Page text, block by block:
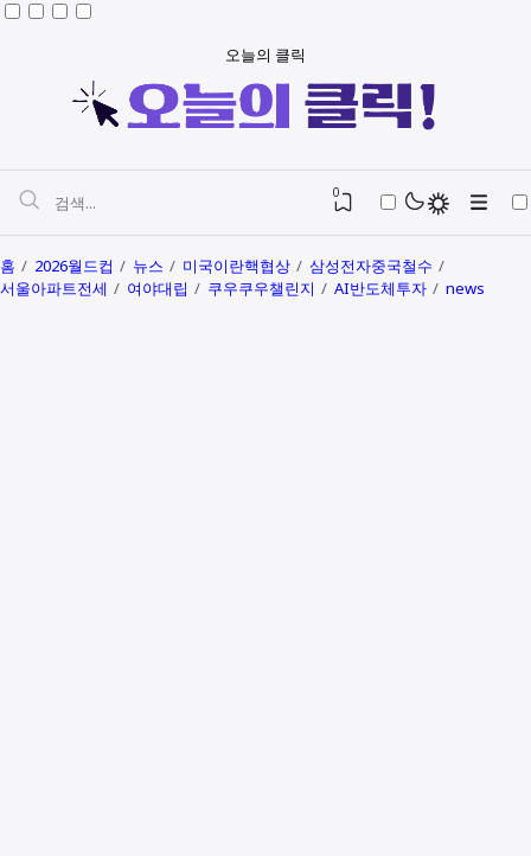
오늘의 클릭
0
홈 2026월드컵 뉴스 미국이란핵협상
삼성전자중국철수
서울아파트전세
여야대립 쿠우쿠우챌린지 AI반도체투자 news